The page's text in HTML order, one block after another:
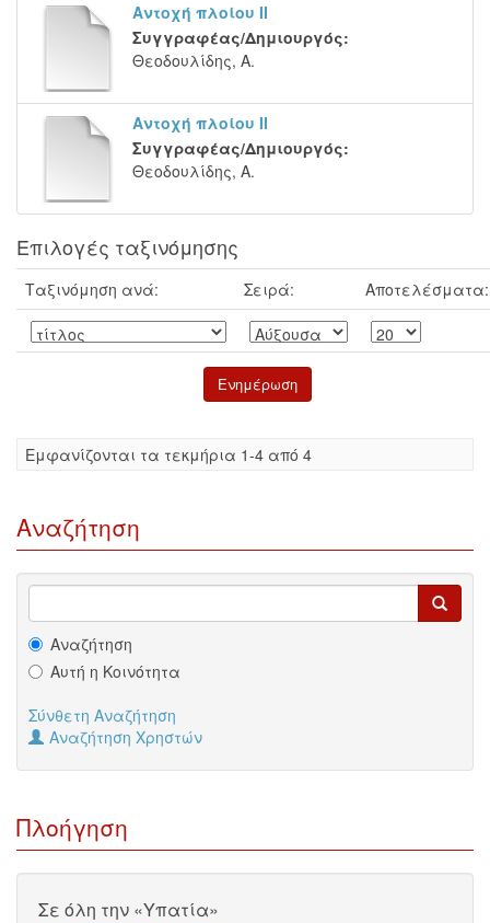
Αντοχή πλοίου ΙΙ
Συγγραφέας/Δημιουργός:
Θεοδουλίδης, Α.
Αντοχή πλοίου ΙΙ
Συγγραφέας/Δημιουργός:
Θεοδουλίδης, Α.
Επιλογές ταξινόμησης
Ταξινόμηση ανά: Σειρά: Αποτελέσματα:
Eμφανίζονται τα τεκμήρια 1-4 από 4
Αναζήτηση
Αναζήτηση
Αυτή η Κοινότητα
Σύνθετη Αναζήτηση
Αναζήτηση Χρηστών
Πλοήγηση
Σε όλη την «Υπατία»